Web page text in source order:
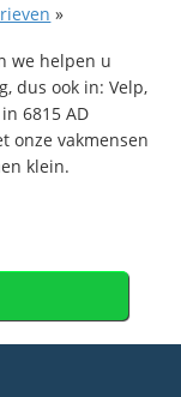
»
we helpen u
dus ook in: Velp,
6815 AD
onze vakmensen
klein.